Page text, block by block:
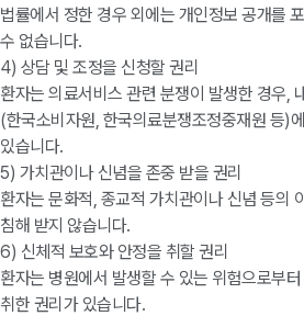
법률에서 정한 경우 외에는 개인정보 공개를
수 없습니다.
4) 상담 및 조정을 신청할 권리
환자는 의료서비스 관련 분쟁이 발생한 경우,
(한국소비자원, 한국의료분쟁조정중재원 등)
있습니다.
5) 가치관이나 신념을 존중 받을 권리
환자는 문화적, 종교적 가치관이나 신념 등의
침해 받지 않습니다.
6) 신체적 보호와 안정을 취할 권리
환자는 병원에서 발생할 수 있는 위험으로부
취한 권리가 있습니다.